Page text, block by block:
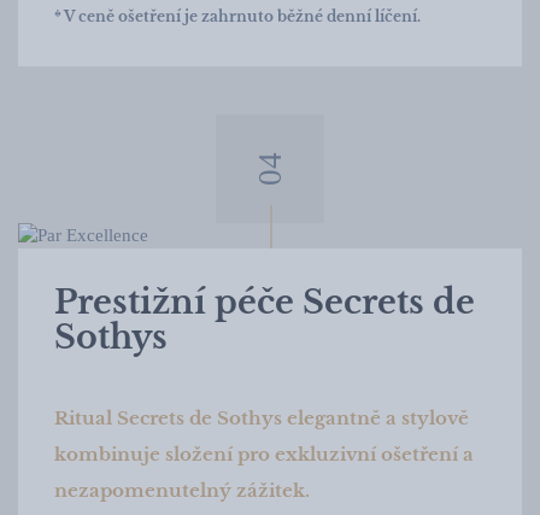
* V ceně ošetření je zahrnuto běžné denní líčení.
Prestižní péče Secrets de
Sothys
Ritual Secrets de Sothys elegantně a stylově
kombinuje složení pro exkluzivní ošetření a
nezapomenutelný zážitek.